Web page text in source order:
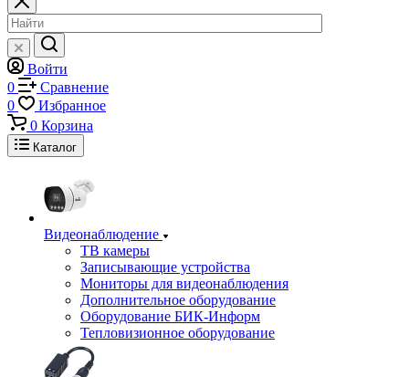
Войти
0
Сравнение
0
Избранное
0 Корзина
Каталог
Видеонаблюдение
ТВ камеры
Записывающие устройства
Мониторы для видеонаблюдения
Дополнительное оборудование
Оборудование БИК-Информ
Тепловизионное оборудование